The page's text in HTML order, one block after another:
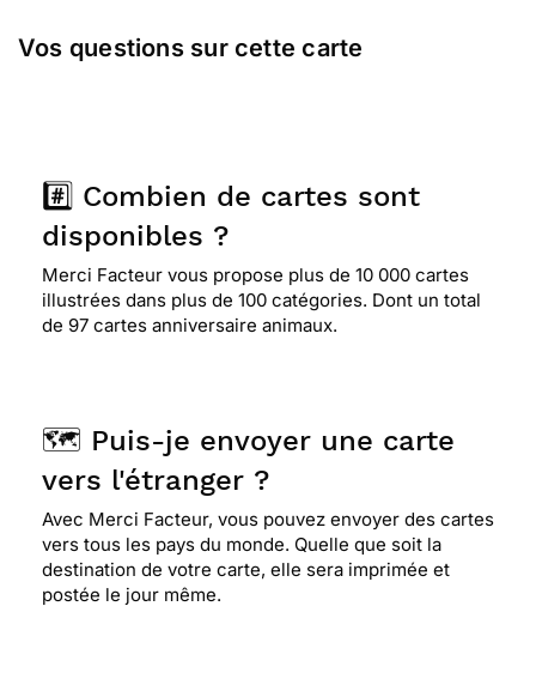
est un peu daté, donc c'est avec une ironie
teintée de tendresse que j'ai envoyé cette carte à
⭐⭐⭐⭐⭐ Le 27/06/2022 : Correspond à notre petite
fille
⭐⭐⭐⭐
Le 22/11/2021 : Une carte amusante pour
souhaiter un anniversaire. sont côté humoristique
⭐⭐⭐⭐
Le 26/05/2021 : Sympa pour les fans de
chouettes
⭐⭐⭐⭐ Le 26/05/2021 : Super
Vos questions sur cette carte
#️⃣ Combien de cartes sont
disponibles ?
Merci Facteur vous propose plus de 10 000 cartes
illustrées dans plus de 100 catégories. Dont un total
de 97 cartes anniversaire animaux.
🗺️ Puis-je envoyer une carte
vers l'étranger ?
Avec Merci Facteur, vous pouvez envoyer des cartes
vers tous les pays du monde. Quelle que soit la
destination de votre carte, elle sera imprimée et
postée le jour même.